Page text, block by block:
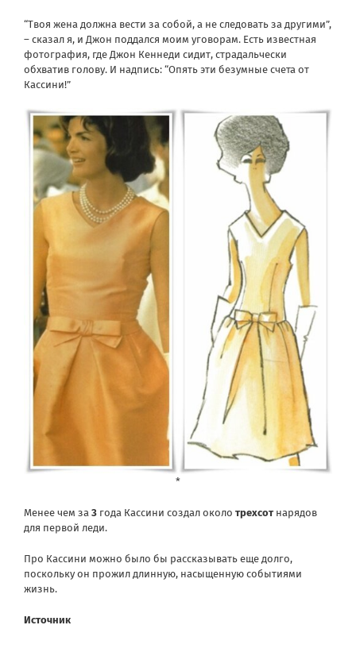
“Твоя жена должна вести за собой, а не следовать за другими”,
– сказал я, и Джон поддался моим уговорам. Есть известная
фотография, где Джон Кеннеди сидит, страдальчески
обхватив голову. И надпись: “Опять эти безумные счета от
Кассини!”
*
Менее чем за 3 года Кассини создал около трехсотнарядов
для первой леди.
Про Кассини можно было бы рассказывать еще долго,
поскольку он прожил длинную, насыщенную событиями
жизнь.
Источник